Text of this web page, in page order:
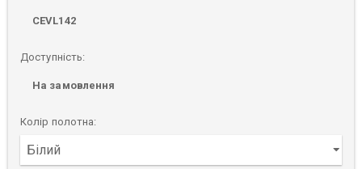
CEVL142
Доступність:
На замовлення
Колір полотна: